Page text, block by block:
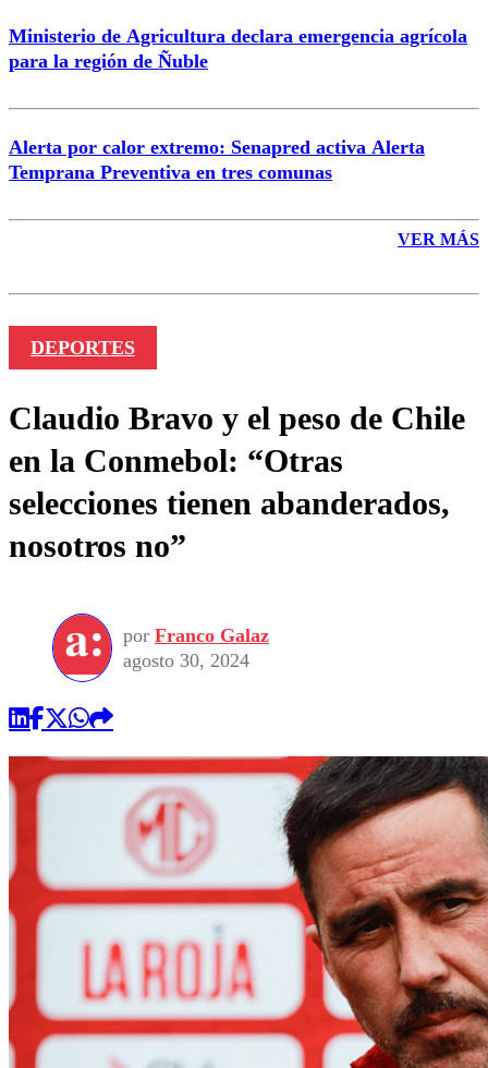
Ministerio de Agricultura declara emergencia agrícola
para la región de Ñuble
Alerta por calor extremo: Senapred activa Alerta
Temprana Preventiva en tres comunas
VER MÁS
DEPORTES
Claudio Bravo y el peso de Chile
en la Conmebol: “Otras
selecciones tienen abanderados,
nosotros no”
por Franco Galaz
agosto 30, 2024